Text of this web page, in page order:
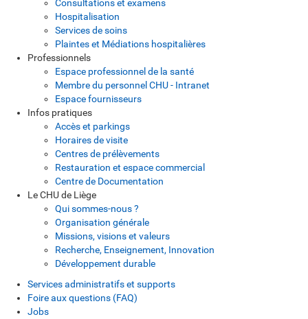
Consultations et examens
Hospitalisation
Services de soins
Plaintes et Médiations hospitalières
Professionnels
Espace professionnel de la santé
Membre du personnel CHU - Intranet
Espace fournisseurs
Infos pratiques
Accès et parkings
Horaires de visite
Centres de prélèvements
Restauration et espace commercial
Centre de Documentation
Le CHU de Liège
Qui sommes-nous ?
Organisation générale
Missions, visions et valeurs
Recherche, Enseignement, Innovation
Développement durable
Services administratifs et supports
Foire aux questions (FAQ)
Jobs